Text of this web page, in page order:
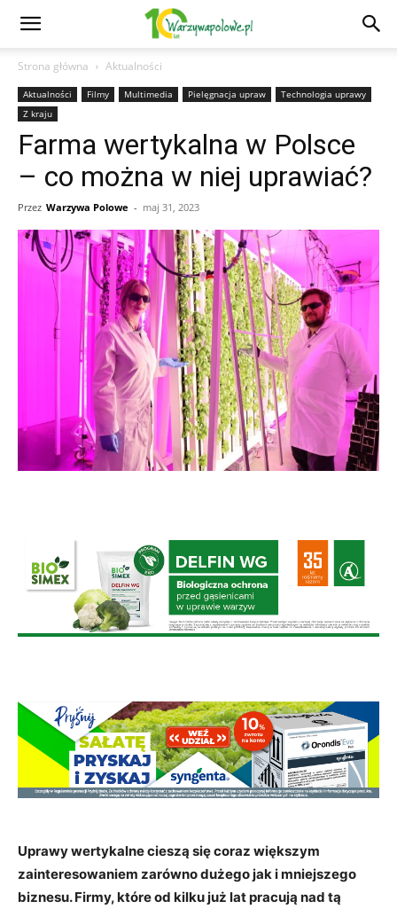
Strona główna Aktualności
Aktualności Filmy Multimedia Pielęgnacja upraw
Technologia uprawy
Z kraju
Farma wertykalna w Polsce
– co można w niej uprawiać?
Przez Warzywa Polowe - maj 31, 2023
Uprawy wertykalne cieszą się coraz większym
zainteresowaniem zarówno dużego jak i mniejszego
biznesu. Firmy, które od kilku już lat pracują nad tą